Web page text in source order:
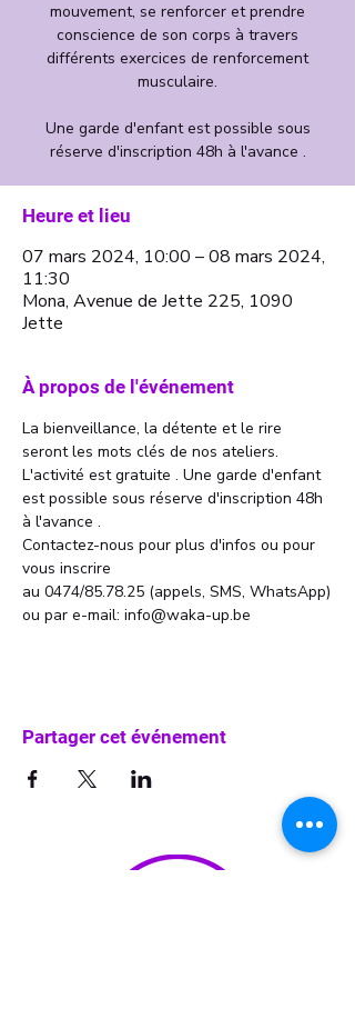
mouvement, se renforcer et prendre
conscience de son corps à travers
différents exercices de renforcement
musculaire.
Une garde d'enfant est possible sous
Heure et lieu
07 mars 2024, 10:00 – 08 mars 2024,
11:30
Mona, Avenue de Jette 225, 1090
Jette
À propos de l'événement
La bienveillance, la détente et le rire
seront les mots clés de nos ateliers.
L'activité est gratuite . Une garde d'enfant
est possible sous réserve d'inscription 48h
à l'avance .
Contactez-nous pour plus d'infos ou pour
vous inscrire
au 0474/85.78.25 (appels, SMS, WhatsApp)
ou par e-mail: info@waka-up.be
Partager cet événement